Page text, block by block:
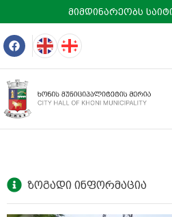
მიმდინარეობს
ზოგადი ინფორმაცია